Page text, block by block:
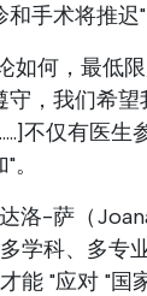
手术将推迟"
如何，最低
守，我们希
不仅有医生
洛-萨（
学科、多专
能 "应对 "国